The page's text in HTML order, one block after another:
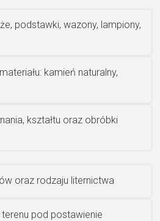
LG 12
podstawki, wazony, lampiony,
kamień naturalny,
kształtu oraz obróbki
oraz rodzaju liternictwa
pod postawienie